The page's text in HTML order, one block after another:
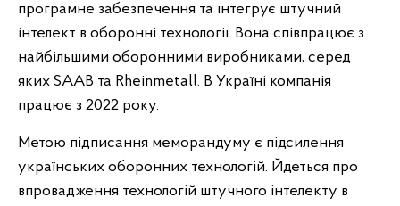
програмне забезпечення та інтегрує штучний
інтелект в оборонні технології. Вона співпрацює з
найбільшими оборонними виробниками, серед
яких SAAB та Rheinmetall. В Україні компанія
працює з 2022 року.
Метою підписання меморандуму є підсилення
українських оборонних технологій. Йдеться про
впровадження технологій штучного інтелекту в